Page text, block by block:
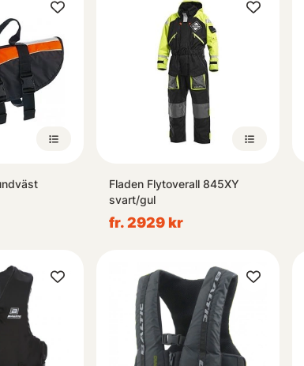
Fladen Flytoverall 845XY
svart/gul
fr. 2929 kr